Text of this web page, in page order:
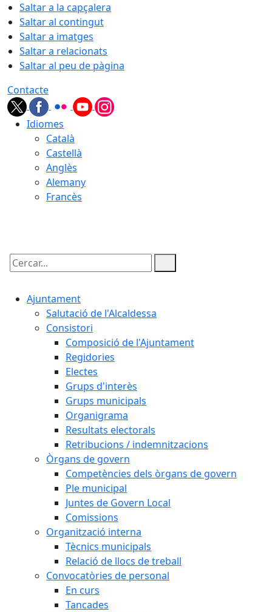
Saltar a la capçalera
Saltar al contingut
Saltar a imatges
Saltar a relacionats
Saltar al peu de pàgina
Contacte
Idiomes
Català
Castellà
Anglès
Alemany
Francès
Cercar:
Ajuntament
Salutació de l'Alcaldessa
Consistori
Composició de l'Ajuntament
Regidories
Electes
Grups d'interès
Grups municipals
Organigrama
Resultats electorals
Retribucions / indemnitzacions
Òrgans de govern
Competències dels òrgans de govern
Ple municipal
Juntes de Govern Local
Comissions
Organització interna
Tècnics municipals
Relació de llocs de treball
Convocatòries de personal
En curs
Tancades